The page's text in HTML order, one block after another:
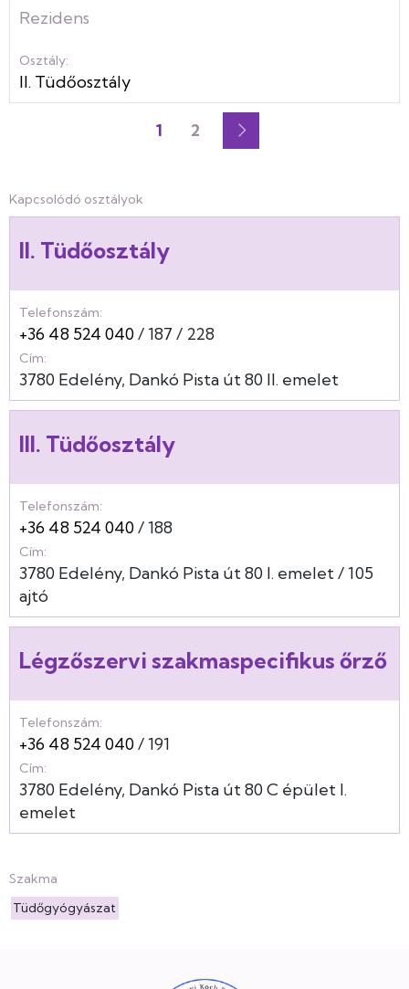
Rezidens
Osztály:
II. Tüdőosztály
Oldalszámozás
Jelenlegi
1 Oldal
2
Kapcsolódó osztályok
II. Tüdőosztály
Telefonszám:
+36 48 524 040 187 228
Cím:
3780 Edelény Dankó Pista út 80 II. emelet
III. Tüdőosztály
Telefonszám:
+36 48 524 040 188
Cím:
3780 Edelény Dankó Pista út 80 I. emelet
105
ajtó
Légzőszervi szakmaspecifikus őrző
Telefonszám:
+36 48 524 040 191
Cím:
3780 Edelény Dankó Pista út 80C épület I.
emelet
Szakma
Tüdőgyógyászat